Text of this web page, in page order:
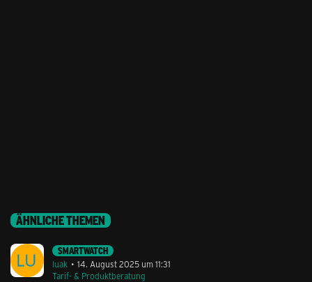
ÄHNLICHE THEMEN
SMARTWATCH
luak
14. August 2025 um 11:31
Tarif- & Produktberatung